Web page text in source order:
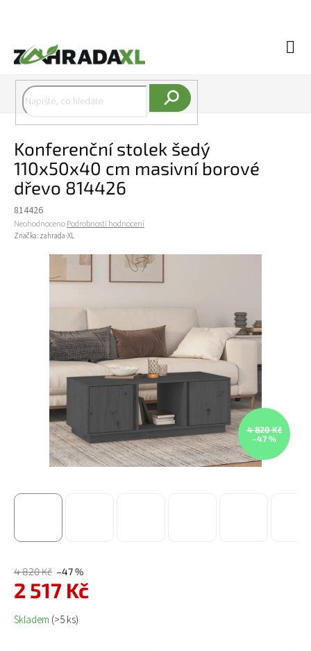
Konferenční stolek šedý
110x50x40 cm masivní borové
dřevo 814426
814426
Průměrné hodnocení produktu je 0,0 z 5 hvězdiček.
NeohodnocenoPodrobnosti hodnocení
Značka: zahrada-XL
4 820 Kč
–47 %
4 820 Kč –47 %
2 517 Kč
Měrná cena:
Skladem (>5 ks)